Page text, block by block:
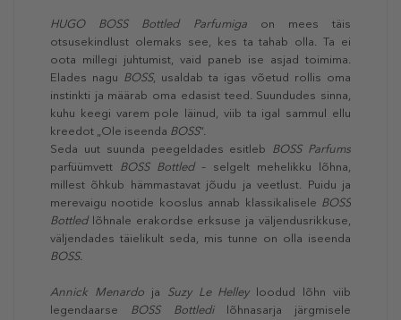
HUGO BOSS Bottled Parfumigaon mees täis
otsusekindlust olemaks see, kes ta tahab olla. Ta ei
oota millegi juhtumist, vaid paneb ise asjad toimima.
Elades nagu BOSS, usaldab ta igas võetud rollis oma
instinkti ja määrab oma edasist teed. Suundudes sinna,
kuhu keegi varem pole läinud, viib ta igal sammul ellu
kreedot „Ole iseenda BOSS“.
Seda uut suunda peegeldades esitleb BOSS Parfums
parfüümvett BOSS Bottled– selgelt mehelikku lõhna,
millest õhkub hämmastavat jõudu ja veetlust. Puidu ja
merevaigu nootide kooslus annab klassikalisele BOSS
Bottledlõhnale erakordse erksuse ja väljendusrikkuse,
väljendades täielikult seda, mis tunne on olla iseenda
BOSS.
Annick Menardoja Suzy Le Helleyloodud lõhn viib
legendaarse BOSS Bottledilõhnasarja järgmisele